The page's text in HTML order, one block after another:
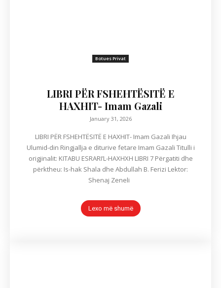
Botues Privat
LIBRI PËR FSHEHTËSITË E
HAXHIT- Imam Gazali
January 31, 2026
LIBRI PËR FSHEHTËSITË E HAXHIT- Imam Gazali Ihjau
Ulumid-din Ringjallja e diturive fetare Imam Gazali Titulli i
origjinalit: KITABU ESRARI’L-HAXHXH LIBRI 7 Përgatiti dhe
përktheu: Is-hak Shala dhe Abdullah B. Ferizi Lektor:
Lexo më shumë